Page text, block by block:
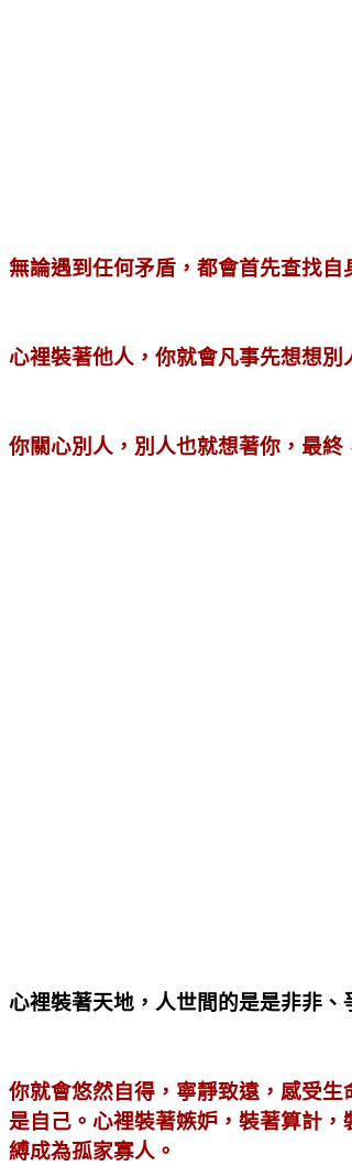
無論遇到任何矛盾，都會首先查找
心裡裝著他人，你就會凡事先想想
你關心別人，別人也就想著你，最
心裡裝著天地，人世間的是是非非
你就會悠然自得，寧靜致遠，感受
是自己。心裡裝著嫉妒，裝著算計
縛成為孤家寡人。